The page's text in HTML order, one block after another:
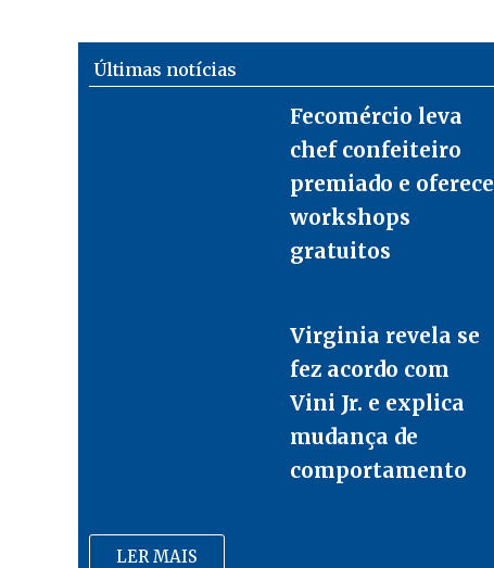
Últimas notícias
Fecomércio leva
chef confeiteiro
premiado e oferece
workshops
gratuitos
Virginia revela se
fez acordo com
Vini Jr. e explica
mudança de
comportamento
LER MAIS